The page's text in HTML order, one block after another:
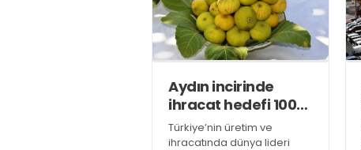
Aydın incirinde
ihracat hedefi 100
milyon dolar
Türkiye’nin üretim ve
ihracatında dünya lideri